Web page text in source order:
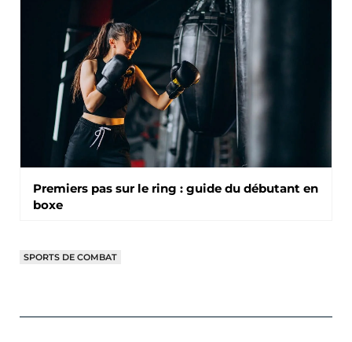
Premiers pas sur le ring : guide du débutant en
boxe
SPORTS DE COMBAT